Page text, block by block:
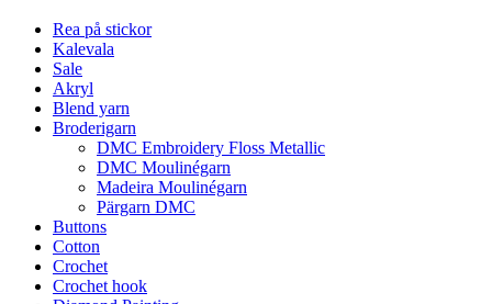
Rea på stickor
Kalevala
Sale
Akryl
Blend yarn
Broderigarn
DMC Embroidery Floss Metallic
DMC Moulinégarn
Madeira Moulinégarn
Pärgarn DMC
Buttons
Cotton
Crochet
Crochet hook